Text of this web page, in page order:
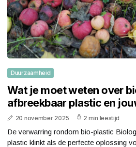
Duurzaamheid
Wat je moet weten over
afbreekbaar plastic en
20 november 2025 2 min leestijd
De verwarring rondom bio-plastic
plastic klinkt als de perfecte oplossing